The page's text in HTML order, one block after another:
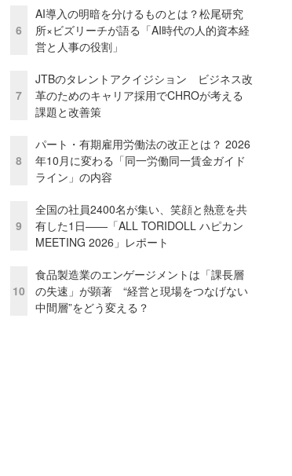
6
AI導入の明暗を分けるものとは？松尾研究
所×ビズリーチが語る「AI時代の人的資本経
営と人事の役割」
7
JTBのタレントアクイジション ビジネス改
革のためのキャリア採用でCHROが考える
課題と改善策
8
パート・有期雇用労働法の改正とは？ 2026
年10月に変わる「同一労働同一賃金ガイド
ライン」の内容
9
全国の社員2400名が集い、笑顔と熱意を共
有した1日――「ALL TORIDOLL ハピカン
MEETING 2026」レポート
10
食品製造業のエンゲージメントは「課長層
の失速」が顕著 “経営と現場をつなげない
中間層”をどう変える？